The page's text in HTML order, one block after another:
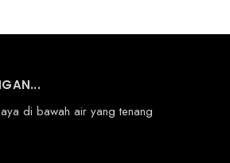
di bawah air yang tenang